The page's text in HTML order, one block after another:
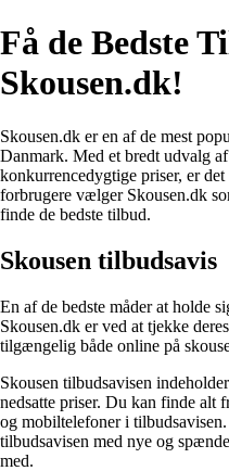
Få de Bedste
Skousen.dk!
Skousen.dk er en af de mest
Danmark. Med et bredt udvalg
konkurrencedygtige priser, er
forbrugere vælger Skousen.dk
finde de bedste tilbud.
Skousen tilbudsavis
En af de bedste måder at holde
Skousen.dk er ved at tjekke
tilgængelig både online på
Skousen tilbudsavisen
nedsatte priser. Du kan finde alt
og mobiltelefoner i
tilbudsavisen med nye og
med.